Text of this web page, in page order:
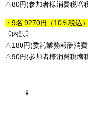
△80円(参加者様消費税増
・9名 9270円（10％税込）
｟内訳｠
△180円(委託業務報酬消
△90円(参加者様消費税増
⇩